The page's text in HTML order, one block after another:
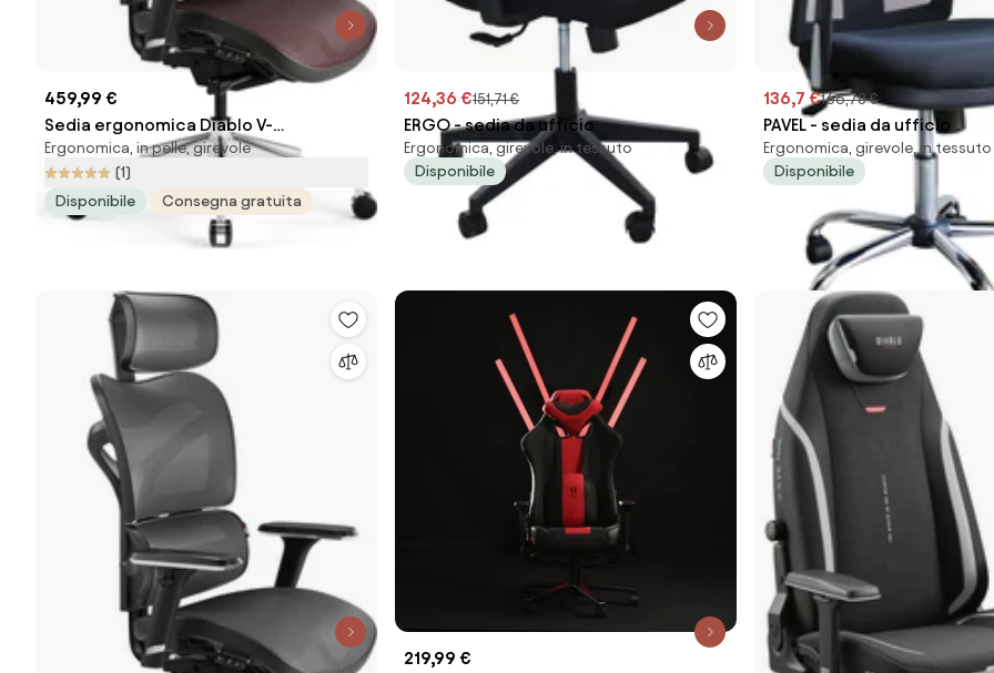
459,99 €
Sedia ergonomica Diablo V-
Commander: Nero e Bordeaux
Ergonomica, in pelle, girevole
(1)
Disponibile
Consegna gratuita
124,36 €151,71 €
ERGO - sedia da ufficio
Ergonomica, girevole, in tessuto
Disponibile
136,7 €166,78 €
PAVEL - sedia da ufficio
Ergonomica, girevole, in tessuto
Disponibile
219,99 €